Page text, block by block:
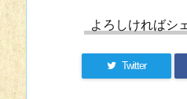
よろしければシ
Twitter